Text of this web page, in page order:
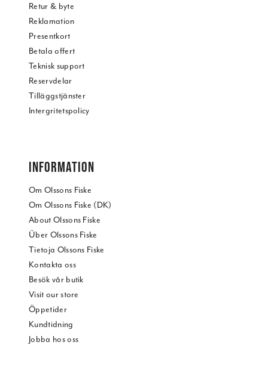
Retur & byte
Reklamation
Presentkort
Betala offert
Teknisk support
Reservdelar
Tilläggstjänster
Intergritetspolicy
INFORMATION
Om Olssons Fiske
Om Olssons Fiske (DK)
About Olssons Fiske
Über Olssons Fiske
Tietoja Olssons Fiske
Kontakta oss
Besök vår butik
Visit our store
Öppetider
Kundtidning
Jobba hos oss